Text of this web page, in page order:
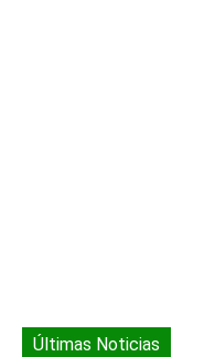
Últimas Noticias